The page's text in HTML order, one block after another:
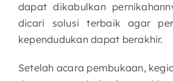
dapat dikabulkan
dicari solusi terbaik agar
kependudukan dapat berakhir.
Setelah acara pembukaan,